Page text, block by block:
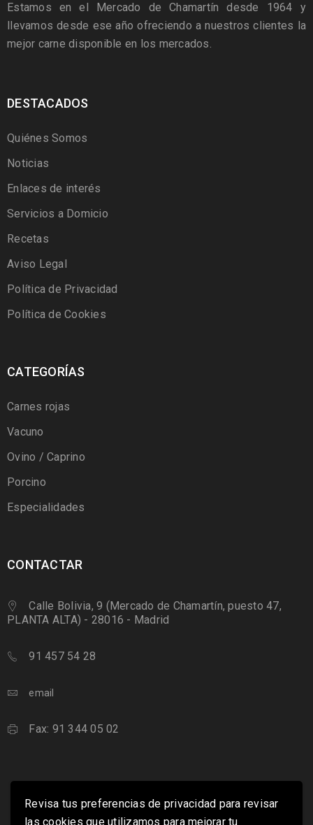
Revisa tus preferencias de privacidad para revisar
las cookies que utilizamos para mejorar tu
Estamos en el Mercado de Chamartín desde 1964 y
llevamos desde ese año ofreciendo a nuestros clientes la
mejor carne disponible en los mercados.
DESTACADOS
Quiénes Somos
Noticias
Enlaces de interés
Servicios a Domicio
Recetas
Aviso Legal
Política de Privacidad
Política de Cookies
CATEGORÍAS
Carnes rojas
Vacuno
Ovino / Caprino
Porcino
Especialidades
CONTACTAR
Calle Bolivia, 9 (Mercado de Chamartín, puesto 47,
PLANTA ALTA) - 28016 - Madrid
91 457 54 28
email
Fax: 91 344 05 02